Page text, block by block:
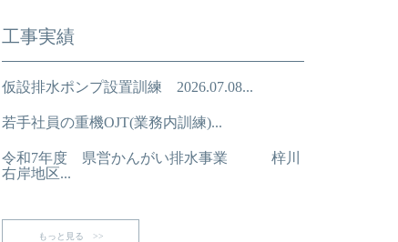
工事実績
仮設排水ポンプ設置訓練 2026.07.08...
若手社員の重機OJT(業務内訓練)...
令和7年度 県営かんがい排水事業 梓川
右岸地区...
もっと見る >>